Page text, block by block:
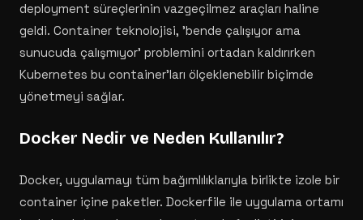
deployment süreçlerinin vazgeçilmez araçları haline
geldi. Container teknolojisi, 'bende çalışıyor ama
sunucuda çalışmıyor' problemini ortadan kaldırırken
Kubernetes bu container'ları ölçeklenebilir biçimde
yönetmeyi sağlar.
Docker Nedir ve Neden Kullanılır?
Docker, uygulamayı tüm bağımlılıklarıyla birlikte izole bir
container içine paketler. Dockerfile ile uygulama ortamı